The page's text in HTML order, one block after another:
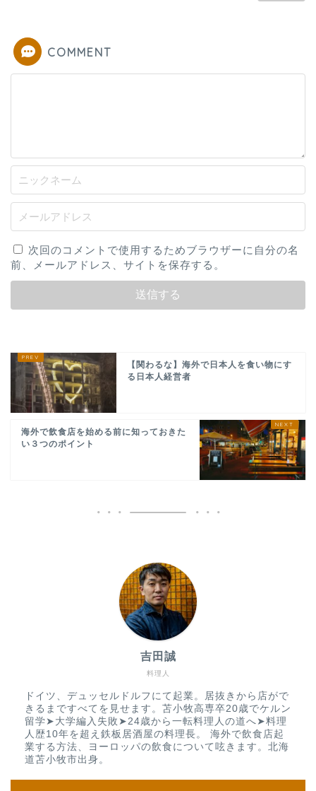
COMMENT
次回のコメントで使用するためブラウザーに自分の名
前、メールアドレス、サイトを保存する。
【関わるな】海外で日本人を食い物にす
る日本人経営者
海外で飲食店を始める前に知っておきた
い３つのポイント
料理人
吉田誠
ドイツ、デュッセルドルフにて起業。居抜きから店がで
きるまですべてを見せます。苫小牧高専卒20歳でケルン
留学➤大学編入失敗➤24歳から一転料理人の道へ➤料理
人歴10年を超え鉄板居酒屋の料理長。 海外で飲食店起
業する方法、ヨーロッパの飲食について呟きます。北海
道苫小牧市出身。